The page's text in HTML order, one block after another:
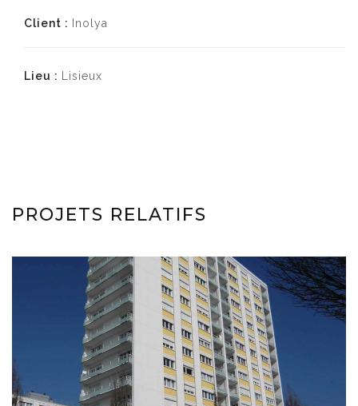
Client : Inolya
Lieu : Lisieux
PROJETS RELATIFS